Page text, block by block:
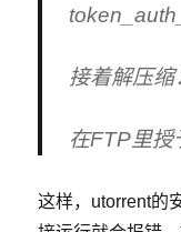
接着解压
在FTP里授
这样，utorrent的